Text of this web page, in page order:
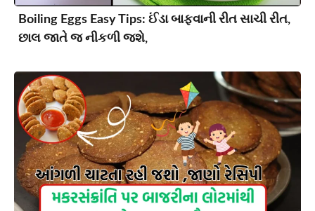
Boiling Eggs Easy Tips: ઈંડા બાફવાની રીત સાચી રીત,
છાલ જાતે જ નીકળી જશે,